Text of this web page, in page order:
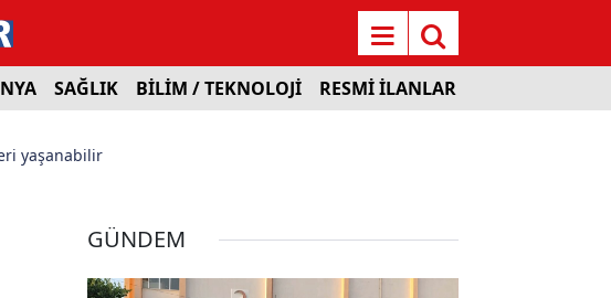
SAĞLIK BİLİM / TEKNOLOJİ RESMİ İLANLAR
yaşanabilir
GÜNDEM